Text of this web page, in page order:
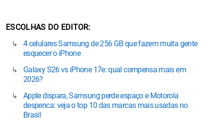
ESCOLHAS DO EDITOR
4 celulares Samsung de 256 GB que fazem muita gente
esquecer o iPhone
Galaxy S26 vs iPhone 17e: qual compensa mais em
2026?
Apple dispara, Samsung perde espaço e Motorola
despenca: veja o top 10 das marcas mais usadas no
Brasil